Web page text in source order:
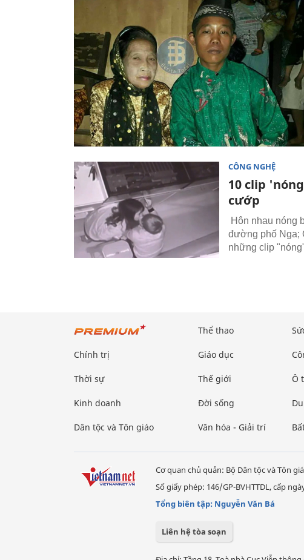
CÔNG NGHỆ
10 clip
cướp
Hôn nhau nóng
đường phố Nga;
những clip
Chính trị
Thời sự
Kinh doanh
Dân tộc và Tôn giáo
Thể thao
Giáo dục
Thế giới
Đời sống
Văn hóa - Giải trí
Ô
Cơ quan chủ quản: Bộ Dân tộc và Tôn
Số giấy phép: 146/GP-BVHTTDL, cấp
Tổng biên tập: Nguyễn Văn Bá
Liên hệ tòa soạn